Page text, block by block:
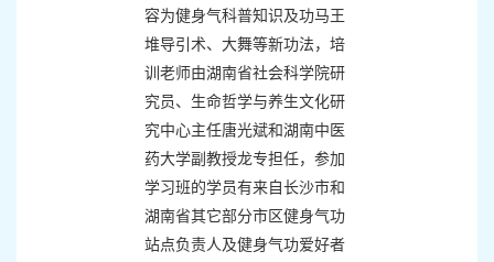
容为健身气科普知识及功马王
堆导引术、大舞等新功法，培
训老师由湖南省社会科学院研
究员、生命哲学与养生文化研
究中心主任唐光斌和湖南中医
药大学副教授龙专担任，参加
学习班的学员有来自长沙市和
湖南省其它部分市区健身气功
站点负责人及健身气功爱好者